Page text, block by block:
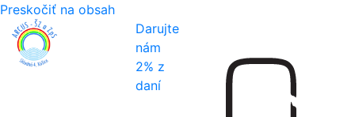
Preskočiť na obsah
Darujte
nám
2% z
daní